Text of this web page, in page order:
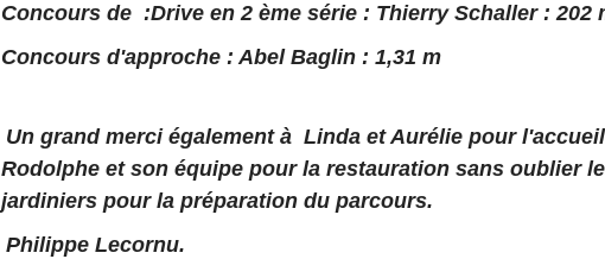
Concours de :Drive en 2 ème série : Thierry Schaller : 202
Concours d'approche : Abel Baglin : 1,31 m
Un grand merci également à Linda et Aurélie pour
Rodolphe et son équipe pour la restauration sans oublier
jardiniers pour la préparation du parcours.
Philippe Lecornu.